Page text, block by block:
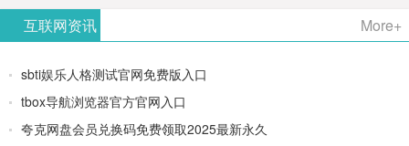
OpenAI最
新AI图像
境/深度集
成
- AI论文写
高质量
PPT
互联网资讯 More+
sbti娱乐人格测试官网免费版入口
tbox导航浏览器官方官网入口
夸克网盘会员兑换码免费领取2025最新永久